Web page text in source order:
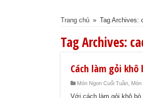
Trang chủ » Tag Archives:
Tag Archives:
Cách làm gỏi
Món Ngon Cuối Tuần Món
Với cách làm gỏi khô bò